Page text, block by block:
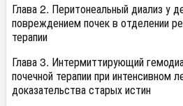
Глава 2. Перитонеальный диализ у
повреждением почек в отделении
терапии
Глава 3. Интермиттирующий
почечной терапии при интенсивном
доказательства старых истин